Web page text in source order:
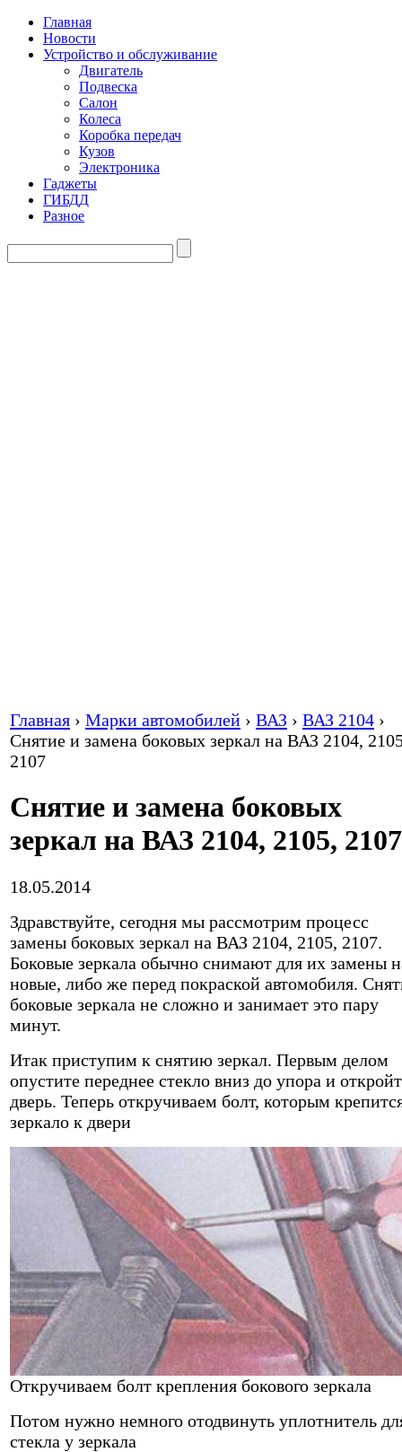
Главная
Новости
Устройство и обслуживание
Двигатель
Подвеска
Салон
Колеса
Коробка передач
Кузов
Электроника
Гаджеты
ГИБДД
Разное
Главная › Марки автомобилей › ВАЗ › ВАЗ 2104 ›
Снятие и замена боковых зеркал на ВАЗ 2104,
2107
Снятие и замена боковых
зеркал на ВАЗ 2104, 2105, 2107
18.05.2014
Здравствуйте, сегодня мы рассмотрим процесс
замены боковых зеркал на ВАЗ 2104, 2105, 2107.
Боковые зеркала обычно снимают для их замены
новые, либо же перед покраской автомобиля.
боковые зеркала не сложно и занимает это пару
минут.
Итак приступим к снятию зеркал. Первым делом
опустите переднее стекло вниз до упора и
дверь. Теперь откручиваем болт, которым
зеркало к двери
Откручиваем болт крепления бокового зеркала
Потом нужно немного отодвинуть уплотнитель
стекла у зеркала